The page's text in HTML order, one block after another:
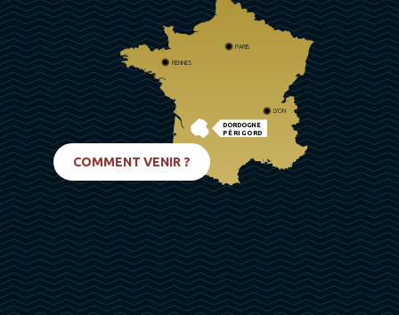
DORDOGNE
PÉRIGORD
PARIS
RENNES
LYON
COMMENT VENIR ?